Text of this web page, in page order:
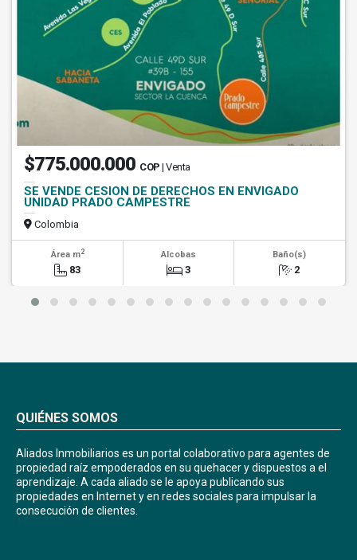
$775.000.000 COP | Venta
SE VENDE CESION DE DERECHOS EN ENVIGADO
UNIDAD PRADO CAMPESTRE
Colombia
Área m2
83
Alcobas
3
Baño(s)
2
QUIÉNES SOMOS
Aliados Inmobiliarios es un portal colaborativo para agentes de
propiedad raíz empoderados en su quehacer y dispuestos a el
aprendizaje. A cada aliado se le apoya publicando sus
propiedades en Internet y en redes sociales para impulsar la
consecución de clientes.